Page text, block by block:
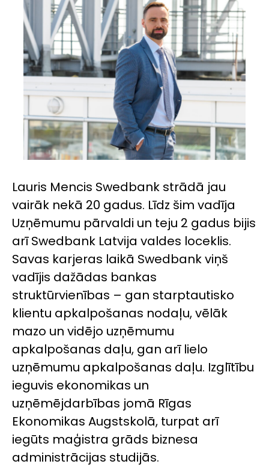
Lauris Mencis Swedbank strādā jau
vairāk nekā 20 gadus. Līdz šim vadīja
Uzņēmumu pārvaldi un teju 2 gadus bijis
arī Swedbank Latvija valdes loceklis.
Savas karjeras laikā Swedbank viņš
vadījis dažādas bankas
struktūrvienības – gan starptautisko
klientu apkalpošanas nodaļu, vēlāk
mazo un vidējo uzņēmumu
apkalpošanas daļu, gan arī lielo
uzņēmumu apkalpošanas daļu. Izglītību
ieguvis ekonomikas un
uzņēmējdarbības jomā Rīgas
Ekonomikas Augstskolā, turpat arī
iegūts maģistra grāds biznesa
administrācijas studijās.